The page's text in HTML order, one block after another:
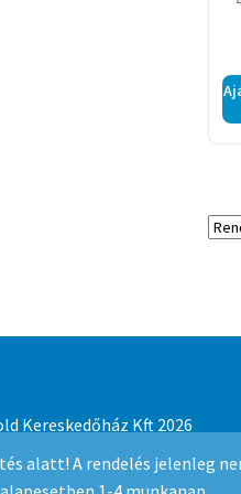
alatt! A rendelés jelenleg
Kereskedőház Kft 2026
Built with